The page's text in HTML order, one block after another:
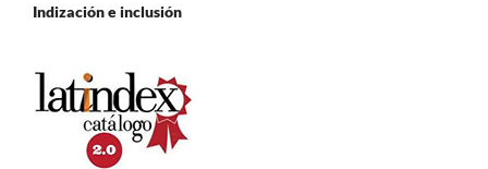
Indización e inclusión